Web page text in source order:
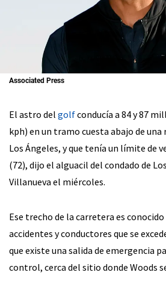
Associated Press
El astro del golfconducía a 84 y 87
kph) en un tramo cuesta abajo de una
Los Ángeles, y que tenía un límite de
(72), dijo el alguacil del condado de
Villanueva el miércoles.
Ese trecho de la carretera es
accidentes y conductores que se
que existe una salida de emergencia
control, cerca del sitio donde Woods